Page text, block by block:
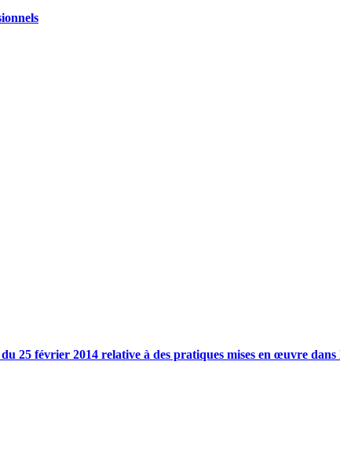
25 février 2014 relative à des pratiques mises en œuvre dans